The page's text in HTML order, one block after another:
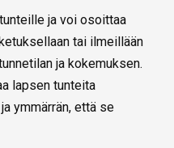
ja voi osoittaa
tai ilmeillään
ja kokemuksen.
lapsen tunteita
ymmärrän, että se